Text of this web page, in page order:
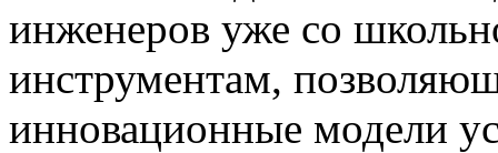
инженеров уже со
инструментам,
инновационные модели